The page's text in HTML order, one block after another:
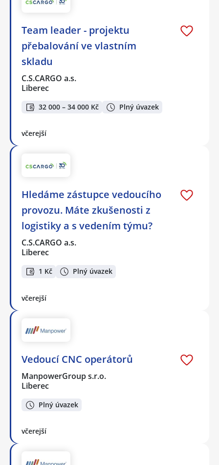
Team leader - projektu
přebalování ve vlastním
skladu
C.S.CARGO a.s.
Liberec
32 000 – 34 000 Kč Plný úvazek
včerejší
Hledáme zástupce vedoucího
provozu. Máte zkušenosti z
logistiky a s vedením týmu?
C.S.CARGO a.s.
Liberec
1 Kč Plný úvazek
včerejší
Vedoucí CNC operátorů
ManpowerGroup s.r.o.
Liberec
Plný úvazek
včerejší